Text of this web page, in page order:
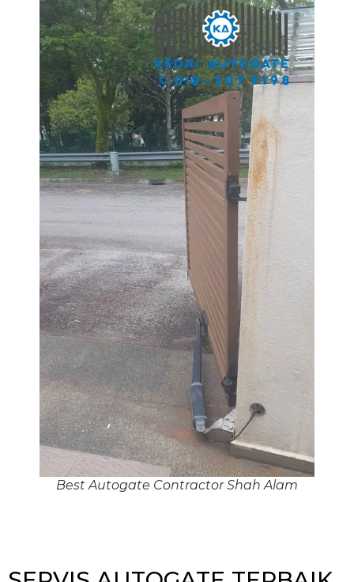
Best Autogate Contractor Shah Alam